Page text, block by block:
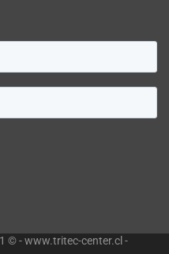
© - www.tritec-center.cl -